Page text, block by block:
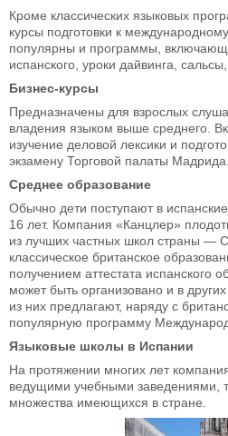
Кроме классических языковых
курсы подготовки к
популярны и программы,
испанского, уроки дайвинга,
Бизнес-курсы
Предназначены для взрослых
владения языком выше среднего.
изучение деловой лексики и
экзамену Торговой палаты Мадрида.
Среднее образование
Обычно дети поступают в
16 лет. Компания «Канцлер»
из лучших частных школ страны —
классическое британское
получением аттестата испанского
может быть организовано и в
из них предлагают, наряду с
популярную программу
Языковые школы в Испании
На протяжении многих лет
ведущими учебными заведениями,
множества имеющихся в стране.